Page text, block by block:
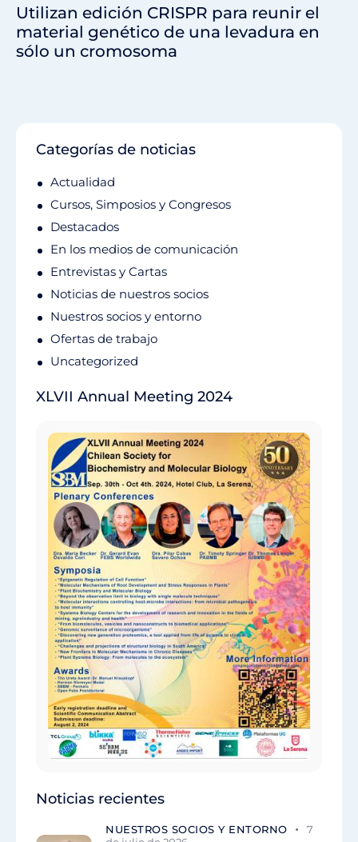
Utilizan edición CRISPR para reunir el
material genético de una levadura en
sólo un cromosoma
Categorías de noticias
Actualidad
Cursos, Simposios y Congresos
Destacados
En los medios de comunicación
Entrevistas y Cartas
Noticias de nuestros socios
Nuestros socios y entorno
Ofertas de trabajo
Uncategorized
XLVII Annual Meeting 2024
Noticias recientes
NUESTROS SOCIOS Y ENTORNO
7